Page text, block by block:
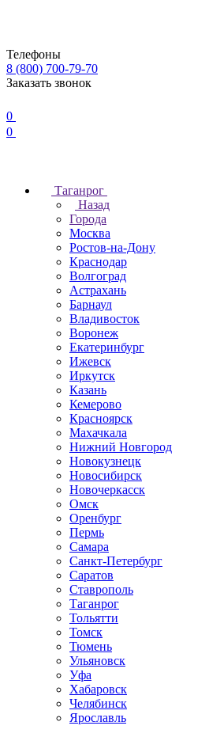
Телефоны
8 (800) 700-79-70
Заказать звонок
0
0
Таганрог
Назад
Города
Москва
Ростов-на-Дону
Краснодар
Волгоград
Астрахань
Барнаул
Владивосток
Воронеж
Екатеринбург
Ижевск
Иркутск
Казань
Кемерово
Красноярск
Махачкала
Нижний Новгород
Новокузнецк
Новосибирск
Новочеркаcск
Омск
Оренбург
Пермь
Самара
Санкт-Петербург
Саратов
Ставрополь
Таганрог
Тольятти
Томск
Тюмень
Ульяновск
Уфа
Хабаровск
Челябинск
Ярославль